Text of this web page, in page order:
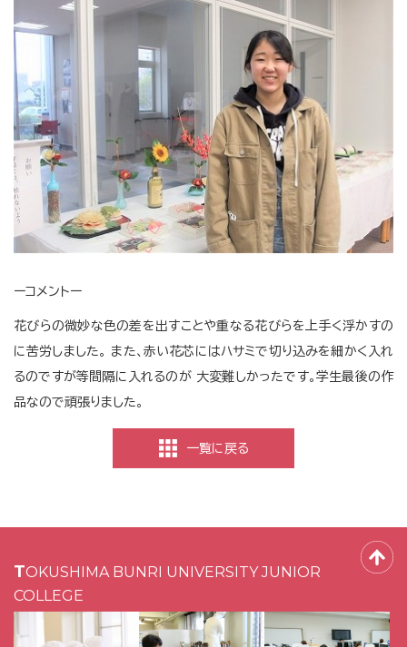
ーコメントー
花びらの微妙な色の差を出すことや重なる花びらを上手く浮かすの
に苦労しました。 また、赤い花芯にはハサミで切り込みを細かく入れ
るのですが等間隔に入れるのが 大変難しかったです。学生最後の作
品なので頑張りました。
一覧に戻る
TOKUSHIMA BUNRI UNIVERSITY JUNIOR
COLLEGE